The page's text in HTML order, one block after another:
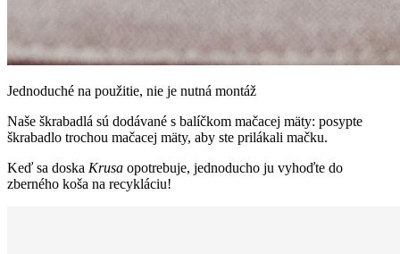
Jednoduché na použitie, nie je nutná montáž
Naše škrabadlá sú dodávané s balíčkom mačacej mäty: posypte
škrabadlo trochou mačacej mäty, aby ste prilákali mačku.
Keď sa doska Krusa opotrebuje, jednoducho ju vyhoďte do
zberného koša na recykláciu!